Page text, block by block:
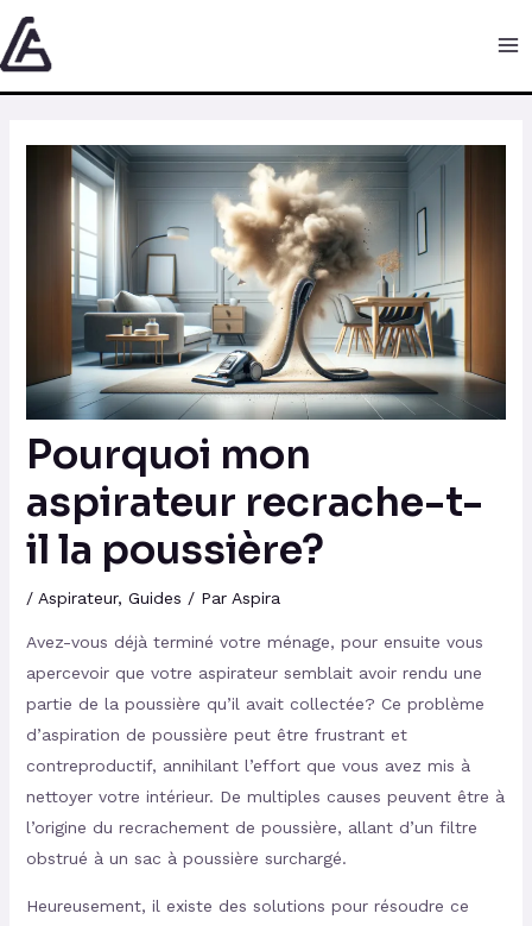
Aller
au
contenu
Pourquoi mon
aspirateur recrache-t-
il la poussière?
/ Aspirateur, Guides / Par Aspira
Avez-vous déjà terminé votre ménage, pour ensuite vous
apercevoir que votre aspirateur semblait avoir rendu une
partie de la poussière qu’il avait collectée? Ce problème
d’aspiration de poussière peut être frustrant et
contreproductif, annihilant l’effort que vous avez mis à
nettoyer votre intérieur. De multiples causes peuvent être à
l’origine du recrachement de poussière, allant d’un filtre
obstrué à un sac à poussière surchargé.
Heureusement, il existe des solutions pour résoudre ce